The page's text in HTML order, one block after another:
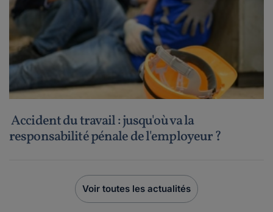
Accident du travail : jusqu'où va la
responsabilité pénale de l'employeur ?
Voir toutes les actualités